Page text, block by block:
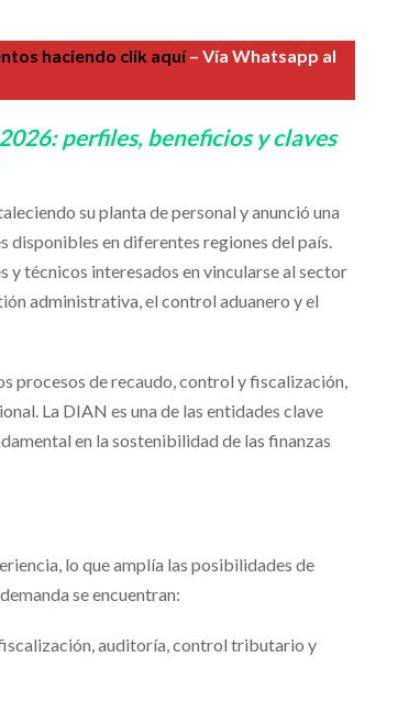
haciendo clik aquí– Vía Whatsapp al
perfiles, beneficios y claves
su planta de personal y anunció una
en diferentes regiones del país.
técnicos interesados en vincularse al sector
administrativa, el control aduanero y el
procesos de recaudo, control y fiscalización,
La DIAN es una de las entidades clave
en la sostenibilidad de las finanzas
lo que amplía las posibilidades de
se encuentran:
auditoría, control tributario y